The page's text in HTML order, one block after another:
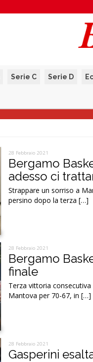
Serie C Serie D
28 Febbraio 2021
Bergamo
adesso ci
Strappare un sorriso a
persino dopo la terza […]
28 Febbraio 2021
Bergamo
finale
Terza vittoria
Mantova per 70-67, in […]
28 Febbraio 2021
Gasperini